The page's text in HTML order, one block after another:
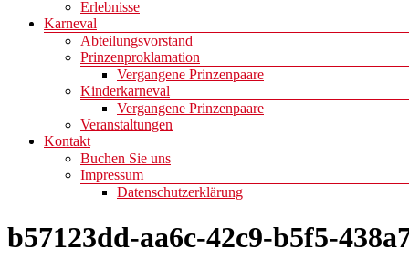
Erlebnisse
Karneval
Abteilungsvorstand
Prinzenproklamation
Vergangene Prinzenpaare
Kinderkarneval
Vergangene Prinzenpaare
Veranstaltungen
Kontakt
Buchen Sie uns
Impressum
Datenschutzerklärung
b57123dd-aa6c-42c9-b5f5-